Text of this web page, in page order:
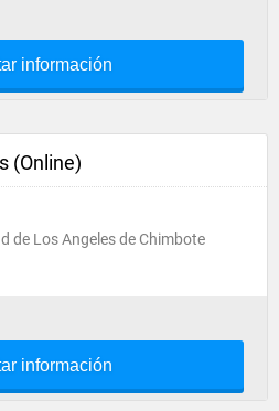
información
(Online)
de Los Angeles de Chimbote
información